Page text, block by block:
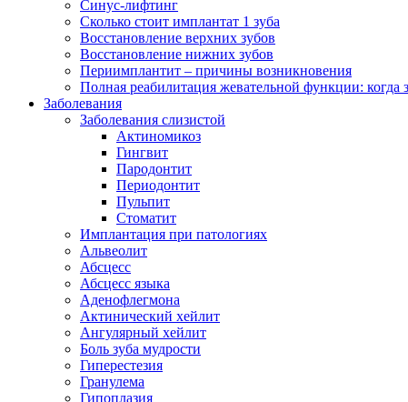
Синус-лифтинг
Сколько стоит имплантат 1 зуба
Восстановление верхних зубов
Восстановление нижних зубов
Периимплантит – причины возникновения
Полная реабилитация жевательной функции: когда
Заболевания
Заболевания слизистой
Актиномикоз
Гингвит
Пародонтит
Периодонтит
Пульпит
Стоматит
Имплантация при патологиях
Альвеолит
Абсцесс
Абсцесс языка
Аденофлегмона
Актинический хейлит
Ангулярный хейлит
Боль зуба мудрости
Гиперестезия
Гранулема
Гипоплазия